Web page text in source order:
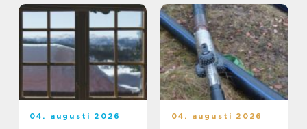
04. augusti 2026 04. augusti 2026